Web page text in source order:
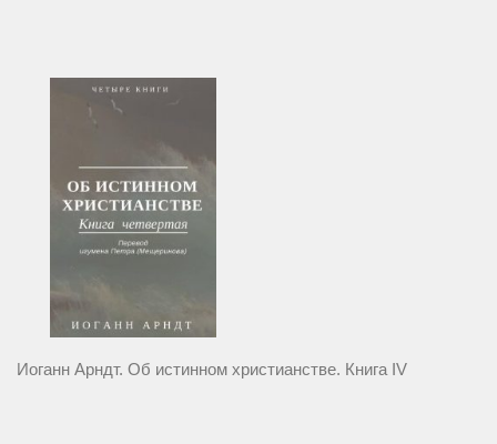
Иоганн Арндт. Об истинном христианстве. Книга IV